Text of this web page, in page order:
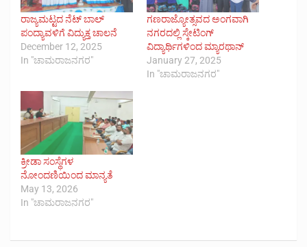
ರಾಜ್ಯಮಟ್ಟದ ನೆಟ್ ಬಾಲ್
ಪಂದ್ಯಾವಳಿಗೆ ವಿದ್ಯುಕ್ತ ಚಾಲನೆ
December 12, 2025
In "ಚಾಮರಾಜನಗರ"
ಗಣರಾಜ್ಯೋತ್ಸವದ ಅಂಗವಾಗಿ
ನಗರದಲ್ಲಿ ಸ್ಕೇಟಿಂಗ್
ವಿದ್ಯಾರ್ಥಿಗಳಿಂದ ಮ್ಯಾರಥಾನ್
January 27, 2025
In "ಚಾಮರಾಜನಗರ"
ಕ್ರೀಡಾ ಸಂಸ್ಥೆಗಳ
ನೋಂದಣಿಯಿಂದ ಮಾನ್ಯತೆ
May 13, 2026
In "ಚಾಮರಾಜನಗರ"